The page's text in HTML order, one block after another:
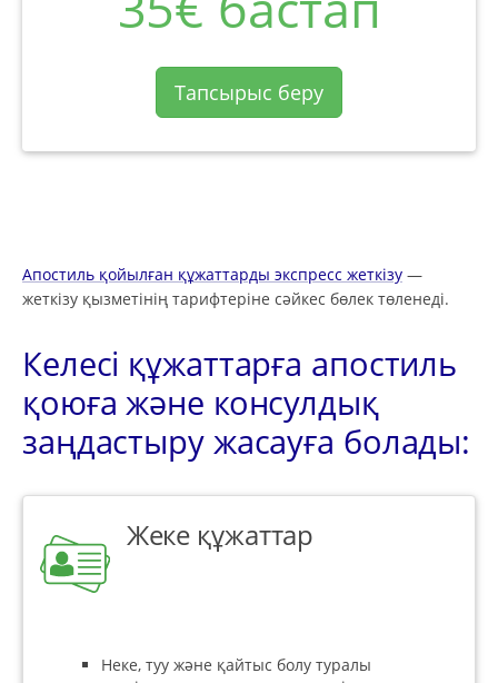
Тапсырыс беру
Апостиль қойылған құжаттарды экспресс жеткізу —
жеткізу қызметінің тарифтеріне сәйкес бөлек төленеді.
Келесі құжаттарға апостиль
қоюға және консулдық
заңдастыру жасауға болады:
Жеке құжаттар
Неке, туу және қайтыс болу туралы